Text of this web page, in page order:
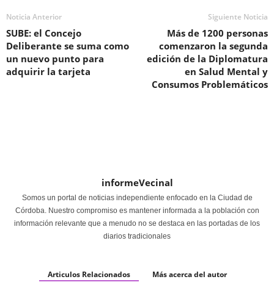
Noticia Anterior
SUBE: el Concejo
Deliberante se suma como
un nuevo punto para
adquirir la tarjeta
Siguiente Noticia
Más de 1200 personas
comenzaron la segunda
edición de la Diplomatura
en Salud Mental y
Consumos Problemáticos
informeVecinal
Somos un portal de noticias independiente enfocado en la Ciudad de
Córdoba. Nuestro compromiso es mantener informada a la población con
información relevante que a menudo no se destaca en las portadas de los
diarios tradicionales
Articulos Relacionados Más acerca del autor